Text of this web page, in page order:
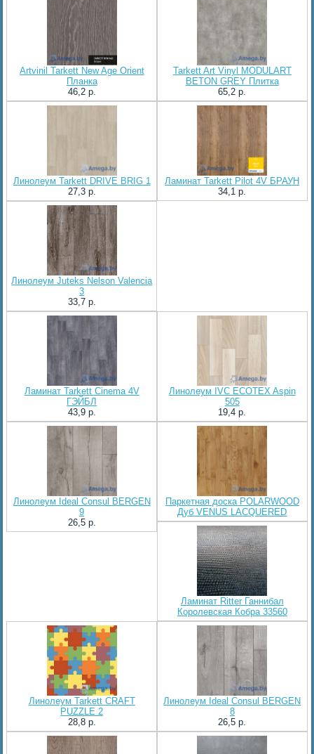
Artvinil Tarkett New Age Orient
Планка
46,2 p.
Tarkett Art Vinyl MODULART
BETON GREY Плитка
65,2 p.
Линолеум Tarkett DRIVE BRIG 1
27,3 p.
Ламинат Tarkett Pilot 4V БРАУН
34,1 p.
Линолеум Juteks Nelson Valencia
3
33,7 p.
Ламинат Tarkett Cinema 4V
ГЭЙБЛ
43,9 p.
Линолеум IVC ECOTEX Aspin
505
19,4 p.
Линолеум Ideal Consul BERGEN
9
26,5 p.
Паркетная доска POLARWOOD
Дуб VENUS LACQUERED
Ламинат Ritter Ганнибал
Королевская Кобра 33560
Линолеум Tarkett CRAFT
PUZZLE 2
28,8 p.
Линолеум Ideal Consul BERGEN
8
26,5 p.